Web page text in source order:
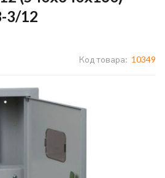
3/12
Код товара: 10349